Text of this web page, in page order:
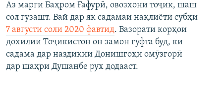
Аз марги Баҳром Ғафурӣ, овозхони тоҷик, шаш
сол гузашт. Вай дар як садамаи нақлиётӣ субҳи
7 августи соли 2020 фавтид. Вазорати корҳои
дохилии Тоҷикистон он замон гуфта буд, ки
садама дар наздикии Донишгоҳи омӯзгорӣ
дар шаҳри Душанбе рух додааст.